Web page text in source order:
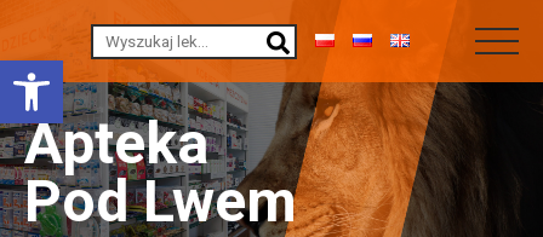
Otwórz pasek narzędzi
Apteka
Pod Lwem